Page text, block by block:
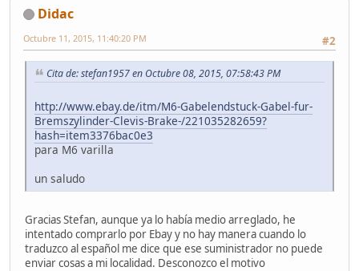
Didac
#2
Octubre 11, 2015, 11:40:20 PM
Cita de: stefan1957 en Octubre 08, 2015, 07:58:43 PM
http://www.ebay.de/itm/M6-Gabelendstuck-Gabel-fur-
Bremszylinder-Clevis-Brake-/221035282659?
hash=item3376bac0e3
para M6 varilla
un saludo
Gracias Stefan, aunque ya lo había medio arreglado, he
intentado comprarlo por Ebay y no hay manera cuando lo
traduzco al español me dice que ese suministrador no puede
enviar cosas a mi localidad. Desconozco el motivo